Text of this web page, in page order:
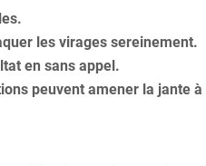
les virages sereinement.
en sans appel.
peuvent amener la jante